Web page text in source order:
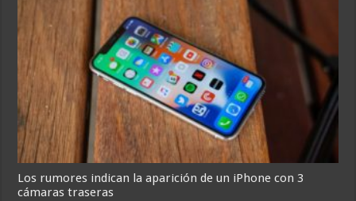
Los rumores indican la aparición de un iPhone con 3
cámaras traseras